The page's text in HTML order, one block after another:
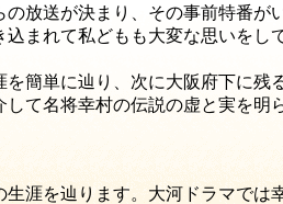
放送が決まり、その事前特番が
まれて私どもも大変な思いをし
簡単に辿り、次に大阪府下に残
して名将幸村の伝説の虚と実を明
涯を辿ります。大河ドラマでは